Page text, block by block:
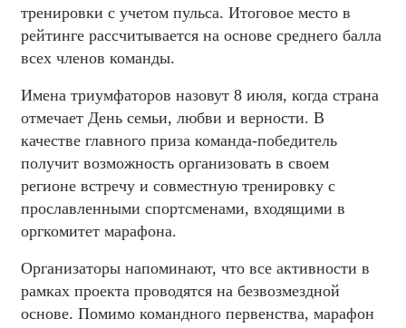
тренировки с учетом пульса. Итоговое место в
рейтинге рассчитывается на основе среднего балла
всех членов команды.
Имена триумфаторов назовут 8 июля, когда страна
отмечает День семьи, любви и верности. В
качестве главного приза команда-победитель
получит возможность организовать в своем
регионе встречу и совместную тренировку с
прославленными спортсменами, входящими в
оргкомитет марафона.
Организаторы напоминают, что все активности в
рамках проекта проводятся на безвозмездной
основе. Помимо командного первенства, марафон